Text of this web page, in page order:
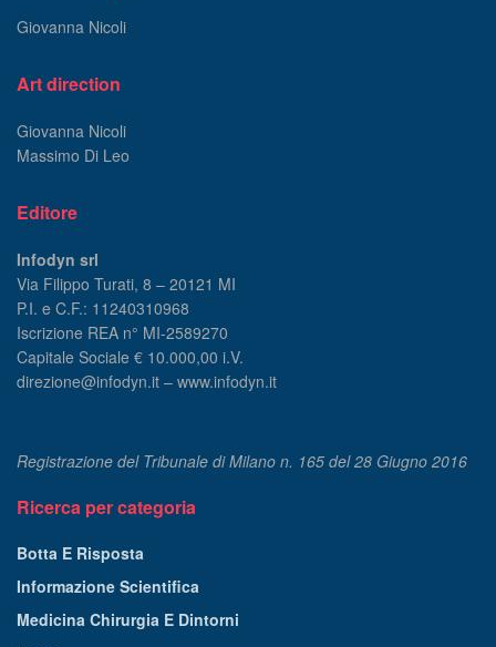
Giovanna Nicoli
Art direction
Giovanna Nicoli
Massimo Di Leo
Editore
Infodyn srl
Via Filippo Turati, 8 – 20121 MI
P.I. e C.F.: 11240310968
Iscrizione REA n° MI-2589270
Capitale Sociale € 10.000,00 i.V.
direzione@infodyn.it – www.infodyn.it
Registrazione del Tribunale di Milano n. 165 del 28 Giugno 2016
Ricerca per categoria
Botta E Risposta
Informazione Scientifica
Medicina Chirurgia E Dintorni